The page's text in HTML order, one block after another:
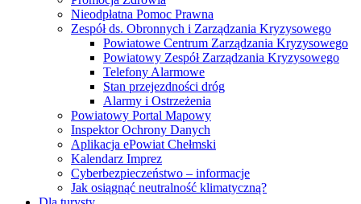
Nieodpłatna Pomoc Prawna
Zespół ds. Obronnych i Zarządzania Kryzysowego
Powiatowe Centrum Zarządzania Kryzysowego
Powiatowy Zespół Zarządzania Kryzysowego
Telefony Alarmowe
Stan przejezdności dróg
Alarmy i Ostrzeżenia
Powiatowy Portal Mapowy
Inspektor Ochrony Danych
Aplikacja ePowiat Chełmski
Kalendarz Imprez
Cyberbezpieczeństwo – informacje
Jak osiągnąć neutralność klimatyczną?